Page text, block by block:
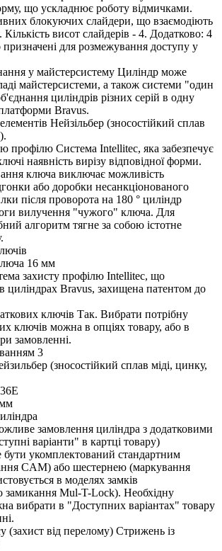
що ускладнює роботу відмичками.
блокуючих слайдери, що взаємодіють
висот слайдерів - 4. Додатково: 4
для розмежування доступу у
у майстерсистему Циліндр може
майстерсистеми, а також системи "один
циліндрів різних серій в одну
Bravus.
Нейзільбер (зносостійкий сплав
профілю Система Intellitec, яка забезпечує
наявність вирізу відповідної форми.
ключа виключає можливість
або доробки несанкціонованого
після проворота на 180 ° циліндр
вилучення "чужого" ключа. Для
алгоритм тягне за собою істотне
16 мм
захисту профілю Intellitec, що
циліндрах Bravus, захищена патентом до
ключів Так. Вибрати потрібну
ключів можна в опціях товару, або в
замовленні.
3
(зносостійкий сплав міді, цинку,
замовлення циліндра з додатковими
варіанти" в картці товару)
укомплектований стандартним
CAM) або шестернею (маркування
в моделях замків
замикання Mul-T-Lock). Необхідну
вибрати в "Доступних варіантах" товару
(захист від перелому) Стрижень із